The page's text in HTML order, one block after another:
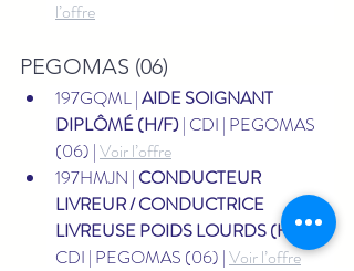
l’offre
PEGOMAS (06)
197GQML | AIDE SOIGNANT
DIPLÔMÉ (H/F) | CDI | PEGOMAS
(06) | Voir l’offre
197HMJN | CONDUCTEUR
LIVREUR / CONDUCTRICE
LIVREUSE POIDS LOURDS (H/F) |
CDI | PEGOMAS (06) | Voir l’offre